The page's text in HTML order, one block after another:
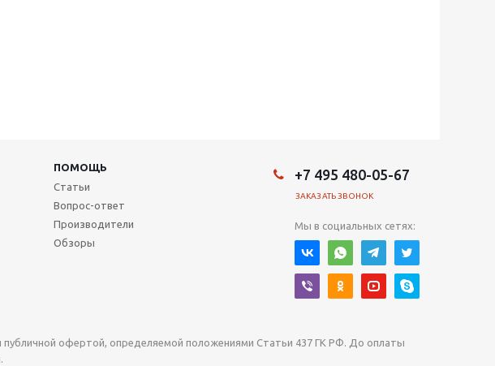
ПОМОЩЬ
Статьи
Вопрос-ответ
Производители
Обзоры
+7 495 480-05-67
ЗАКАЗАТЬ ЗВОНОК
Мы в социальных сетях:
офертой, определяемой положениями Статьи 437 ГК РФ. До оплаты